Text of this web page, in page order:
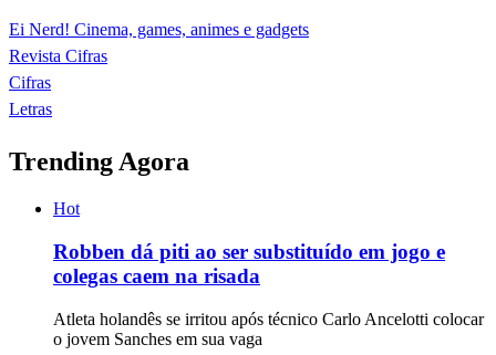
Ei Nerd! Cinema, games, animes e gadgets
Revista Cifras
Cifras
Letras
Trending Agora
Hot
Robben dá piti ao ser substituído em jogo e
colegas caem na risada
Atleta holandês se irritou após técnico Carlo Ancelotti colocar
o jovem Sanches em sua vaga